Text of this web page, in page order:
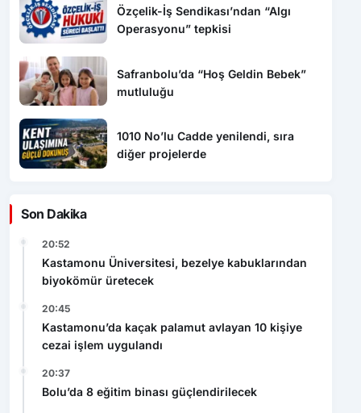
Özçelik-İş Sendikası’ndan “Algı
Operasyonu” tepkisi
Safranbolu’da “Hoş Geldin Bebek”
mutluluğu
1010 No’lu Cadde yenilendi, sıra
diğer projelerde
Son Dakika
20:52
Kastamonu Üniversitesi, bezelye kabuklarından
biyokömür üretecek
20:45
Kastamonu’da kaçak palamut avlayan 10 kişiye
cezai işlem uygulandı
20:37
Bolu’da 8 eğitim binası güçlendirilecek